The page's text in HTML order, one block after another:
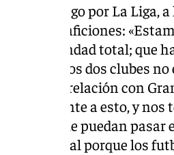
de alto riesgo por La Liga,
de las aficiones:
la hermandad total; que
de los dos clubes
buena relación con
nada diferente a esto, y
cosas que puedan
es normal porque los